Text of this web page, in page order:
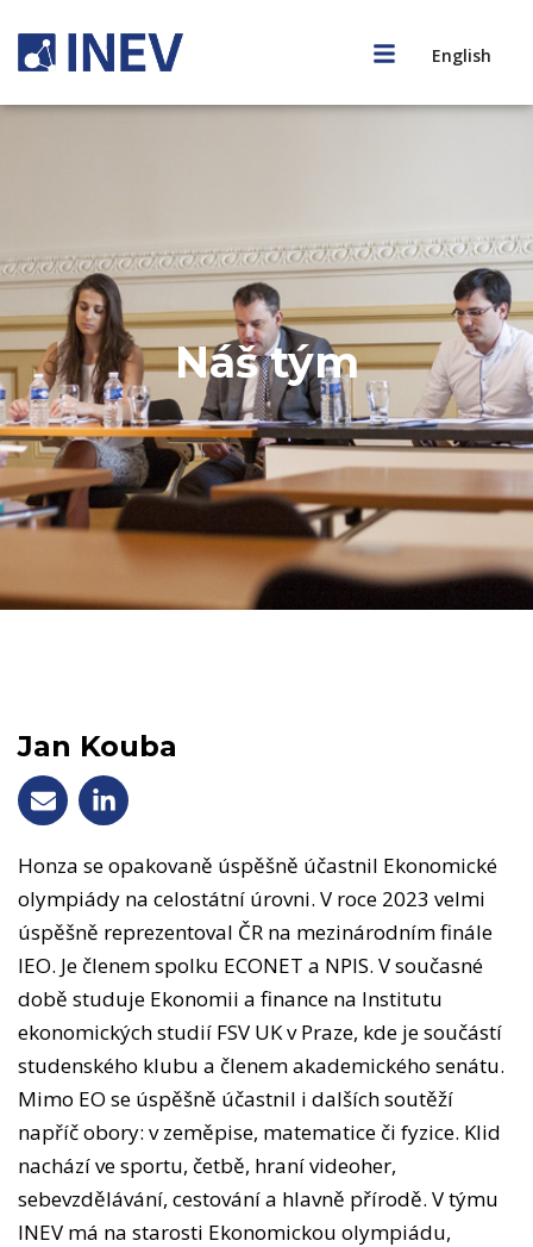
English
Náš tým
Jan Kouba
Honza se opakovaně úspěšně účastnil Ekonomické
olympiády na celostátní úrovni. V roce 2023 velmi
úspěšně reprezentoval ČR na mezinárodním finále
IEO. Je členem spolku ECONET a NPIS. V současné
době studuje Ekonomii a finance na Institutu
ekonomických studií FSV UK v Praze, kde je součástí
studenského klubu a členem akademického senátu.
Mimo EO se úspěšně účastnil i dalších soutěží
napříč obory: v zeměpise, matematice či fyzice. Klid
nachází ve sportu, četbě, hraní videoher,
sebevzdělávání, cestování a hlavně přírodě. V týmu
INEV má na starosti Ekonomickou olympiádu,